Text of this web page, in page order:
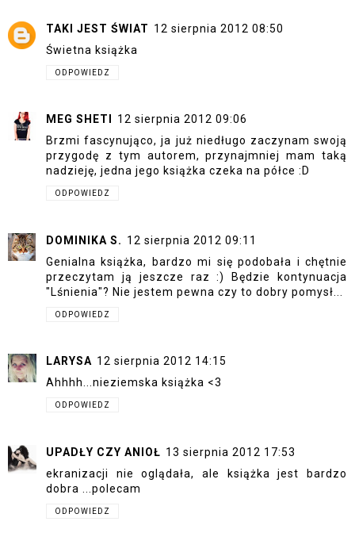
TAKI JEST ŚWIAT 12 sierpnia 2012 08:50
Świetna książka
ODPOWIEDZ
MEG SHETI
12 sierpnia 2012 09:06
Brzmi fascynująco, ja już niedługo zaczynam swoją
przygodę z tym autorem, przynajmniej mam taką
nadzieję, jedna jego książka czeka na półce :D
ODPOWIEDZ
DOMINIKA S. 12 sierpnia 2012 09:11
Genialna książka, bardzo mi się podobała i chętnie
przeczytam ją jeszcze raz :) Będzie kontynuacja
"Lśnienia"? Nie jestem pewna czy to dobry pomysł...
ODPOWIEDZ
LARYSA 12 sierpnia 2012 14:15
Ahhhh...nieziemska książka <3
ODPOWIEDZ
UPADŁY CZY ANIOŁ 13 sierpnia 2012 17:53
ekranizacji nie oglądała, ale książka jest bardzo
dobra ...polecam
ODPOWIEDZ